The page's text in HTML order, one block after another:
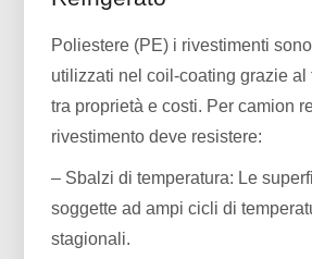
Poliestere (PE) i rivestimenti
utilizzati nel coil-coating grazie al
tra proprietà e costi. Per camion
rivestimento deve resistere:
– Sbalzi di temperatura: Le
soggette ad ampi cicli di
stagionali.